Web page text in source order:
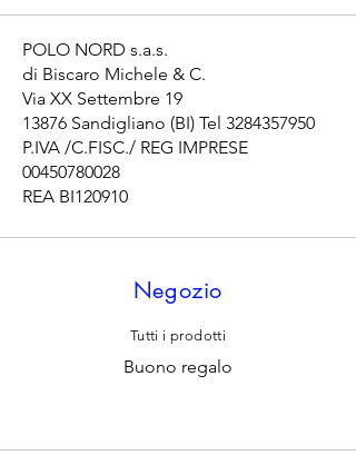
POLO NORD s.a.s.
di Biscaro Michele & C.
Via XX Settembre 19
13876 Sandigliano (BI) Tel 3284357950
P.IVA /C.FISC./ REG IMPRESE
00450780028
REA BI120910
Negozio
Tutti i prodotti
Buono regalo